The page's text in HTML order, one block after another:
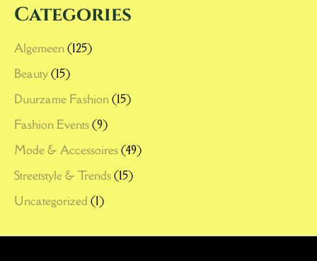
Categories
Algemeen(125)
Beauty(15)
Duurzame Fashion(15)
Fashion Events(9)
Mode & Accessoires(49)
Streetstyle & Trends(15)
Uncategorized (1)